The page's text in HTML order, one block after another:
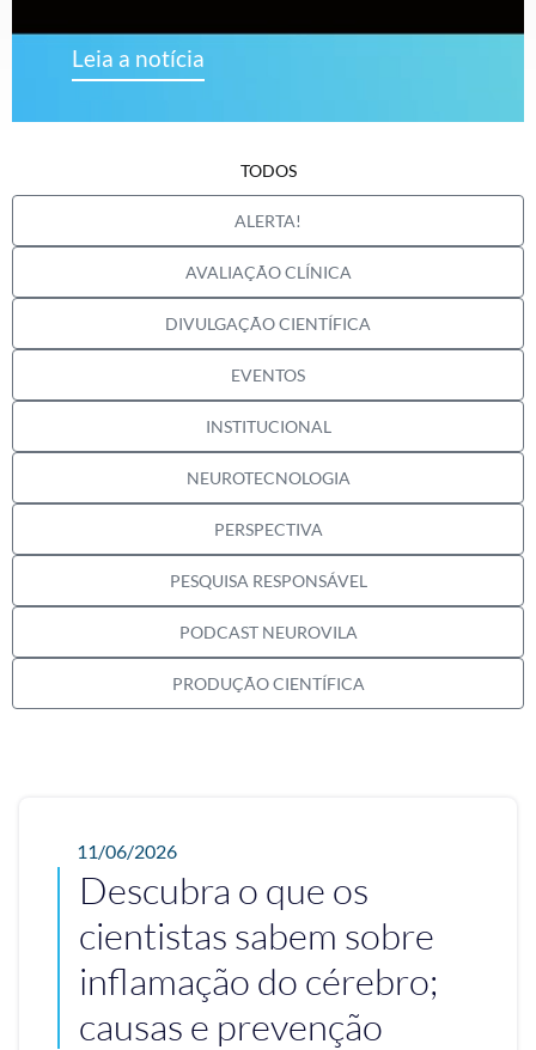
Leia a notícia
ALERTA!
AVALIAÇÃO CLÍNICA
DIVULGAÇÃO CIENTÍFICA
EVENTOS
INSTITUCIONAL
NEUROTECNOLOGIA
PERSPECTIVA
PESQUISA RESPONSÁVEL
PODCAST NEUROVILA
PRODUÇÃO CIENTÍFICA
TODOS
11/06/2026
Descubra o que os
cientistas sabem sobre
inflamação do cérebro;
causas e prevenção